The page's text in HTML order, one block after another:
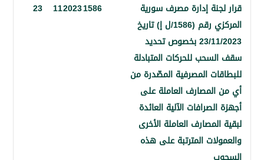
إدارة مصرف سورية
المركزي رقم (1586/ل إ) تاريخ
23/11/2023 بخصوص تحديد
للحركات المتبادلة
المصرفية المصّدرة من
العاملة على
الآلية العائدة
العاملة الأخرى
المترتبة على هذه
1586
11
23